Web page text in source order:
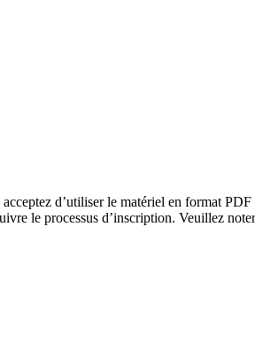
d’utiliser le matériel en format
le processus d’inscription. Veuillez